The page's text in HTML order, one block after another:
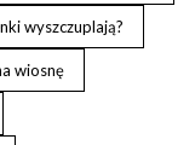
wyszczuplają?
wiosnę